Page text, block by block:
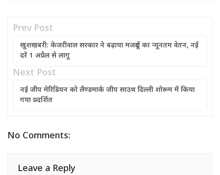
Prev Post
खुशखबरी: केजरीवाल सरकार ने बढ़ाया मजदूरों का न्यूनतम वेतन, नई
दरें 1 अप्रैल से लागू
Next Post
नई जीप मेरिडियन को लैण्डमार्क जीप साउथ दिल्ली शोरूम में किया
गया प्रदर्शित
No Comments:
Leave a Reply